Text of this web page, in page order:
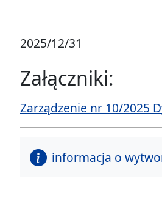
2025/12/31
Załączniki:
Zarządzenie nr 10/2025
informacja o